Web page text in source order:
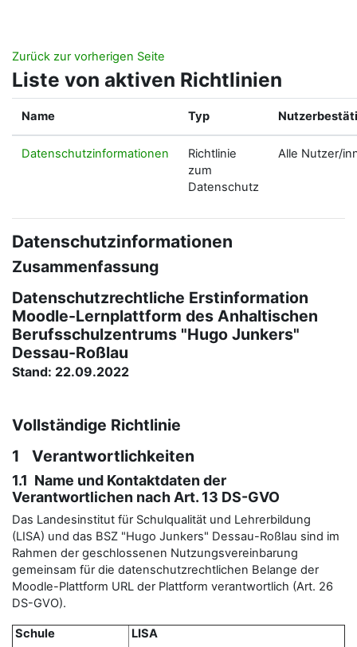
Zurück zur vorherigen Seite
Liste von aktiven Richtlinien
Name Typ
Datenschutzinformationen
Richtlinie
zum
Datenschutz
Alle Nutzer/
Datenschutzinformationen
Zusammenfassung
Datenschutzrechtliche Erstinformation
Moodle-Lernplattform des Anhaltischen
Berufsschulzentrums "Hugo Junkers"
Dessau-Roßlau
Stand: 22.09.2022
Vollständige Richtlinie
1 Verantwortlichkeiten
1.1 Name und Kontaktdaten der
Verantwortlichen nach Art. 13 DS-GVO
Das Landesinstitut für Schulqualität und Lehrerbildung
(LISA) und das BSZ "Hugo Junkers" Dessau-Roßlau sind im
Rahmen der geschlossenen Nutzungsvereinbarung
gemeinsam für die datenschutzrechtlichen Belange der
Moodle-Plattform URL der Plattform verantwortlich (Art. 26
DS-GVO).
Schule LISA